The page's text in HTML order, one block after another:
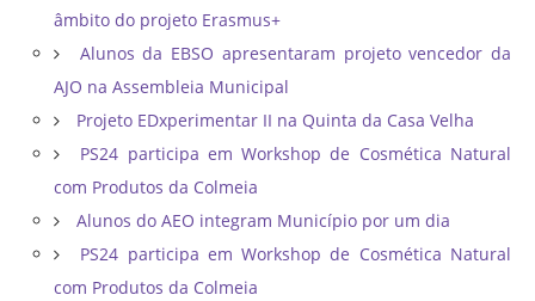
âmbito do projeto Erasmus+
Alunos da EBSO apresentaram projeto vencedor da
AJO na Assembleia Municipal
Projeto EDxperimentar II na Quinta da Casa Velha
PS24 participa em Workshop de Cosmética Natural
com Produtos da Colmeia
Alunos do AEO integram Município por um dia
PS24 participa em Workshop de Cosmética Natural
com Produtos da Colmeia